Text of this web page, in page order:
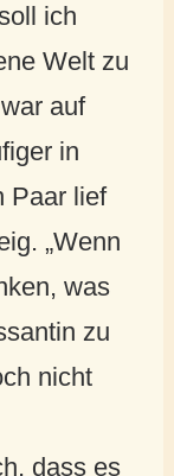
ich
Welt zu
auf
in
Paar lief
„Wenn
was
zu
nicht
dass es